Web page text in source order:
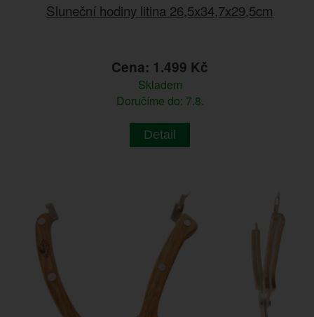
Sluneční hodiny litina 26,5x34,7x29,5cm
Cena: 1.499 Kč
Skladem
Doručíme do: 7.8.
Detail